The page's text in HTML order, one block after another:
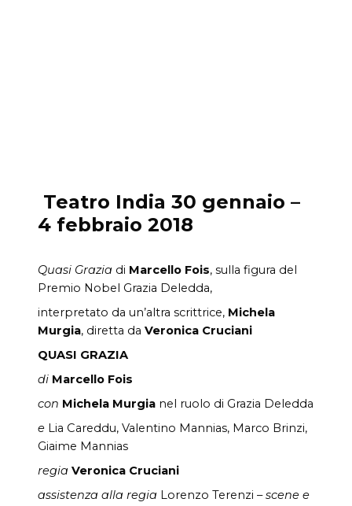
Teatro India 30 gennaio –
4 febbraio 2018
Quasi Grazia di Marcello Fois, sulla figura del
Premio Nobel Grazia Deledda,
interpretato da un’altra scrittrice, Michela
Murgia, diretta da Veronica Cruciani
QUASI GRAZIA
di Marcello Fois
con Michela Murgia nel ruolo di Grazia Deledda
e Lia Careddu, Valentino Mannias, Marco Brinzi,
Giaime Mannias
regia Veronica Cruciani
assistenza alla regia Lorenzo Terenzi –scene e